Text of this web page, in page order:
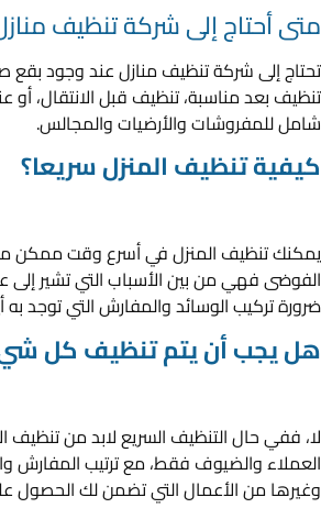
متى أحتاج إلى شركة تنظيف
تحتاج إلى شركة تنظيف منازل عند وجود بقع
تنظيف بعد مناسبة، تنظيف قبل الانتقال، أو
شامل للمفروشات والأرضيات والمجالس.
كيفية تنظيف المنزل سريعا؟
يمكنك تنظيف المنزل في أسرع وقت ممكن
الفوضى فهي من بين الأسباب التي تشير إلى
ضرورة تركيب الوسائد والمفارش التي توجد به
هل يجب أن يتم تنظيف كل
لا، ففي حال التنظيف السريع لابد من تنظيف
العملاء والضيوف فقط، مع ترتيب المفارش
وغيرها من الأعمال التي تضمن لك الحصول